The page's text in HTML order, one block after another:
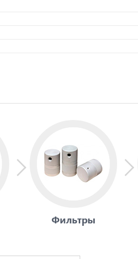
Фильтры